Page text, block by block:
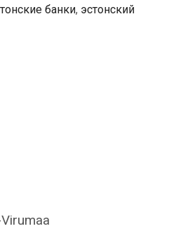
банки, эстонский